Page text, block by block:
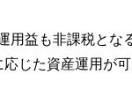
用益も非課税とな
じた資産運用が可